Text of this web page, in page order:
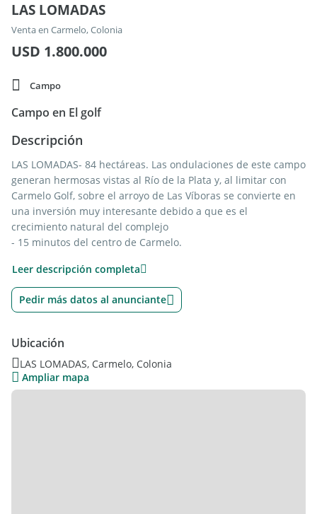
LAS LOMADAS
Venta en Carmelo, Colonia
USD 1.800.000
Campo
Campo en El golf
Descripción
LAS LOMADAS- 84 hectáreas. Las ondulaciones de este campo
generan hermosas vistas al Río de la Plata y, al limitar con
Carmelo Golf, sobre el arroyo de Las Víboras se convierte en
una inversión muy interesante debido a que es el
crecimiento natural del complejo
- 15 minutos del centro de Carmelo.
Necesitas mas datos de esta propiedad?, contactanos por
mail a , llamanos a nuestra oficina al , envianos un whatsapp
al o visitanos en Avda. Libertador 16.650 esquina Maestro
Leer descripción completa
Pedir más datos al anunciante
Ubicación
LAS LOMADAS, Carmelo, Colonia
Ampliar mapa